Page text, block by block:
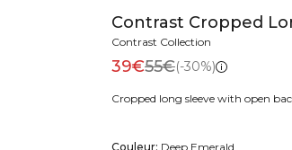
Contrast Cropped
Contrast Collection
39€55€(-30%)
Cropped long sleeve with open
Couleur: Deep Emerald